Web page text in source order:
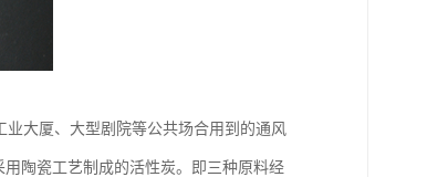
大厦、大型剧院等公共场合用到的通风
陶瓷工艺制成的活性炭。即三种原料经